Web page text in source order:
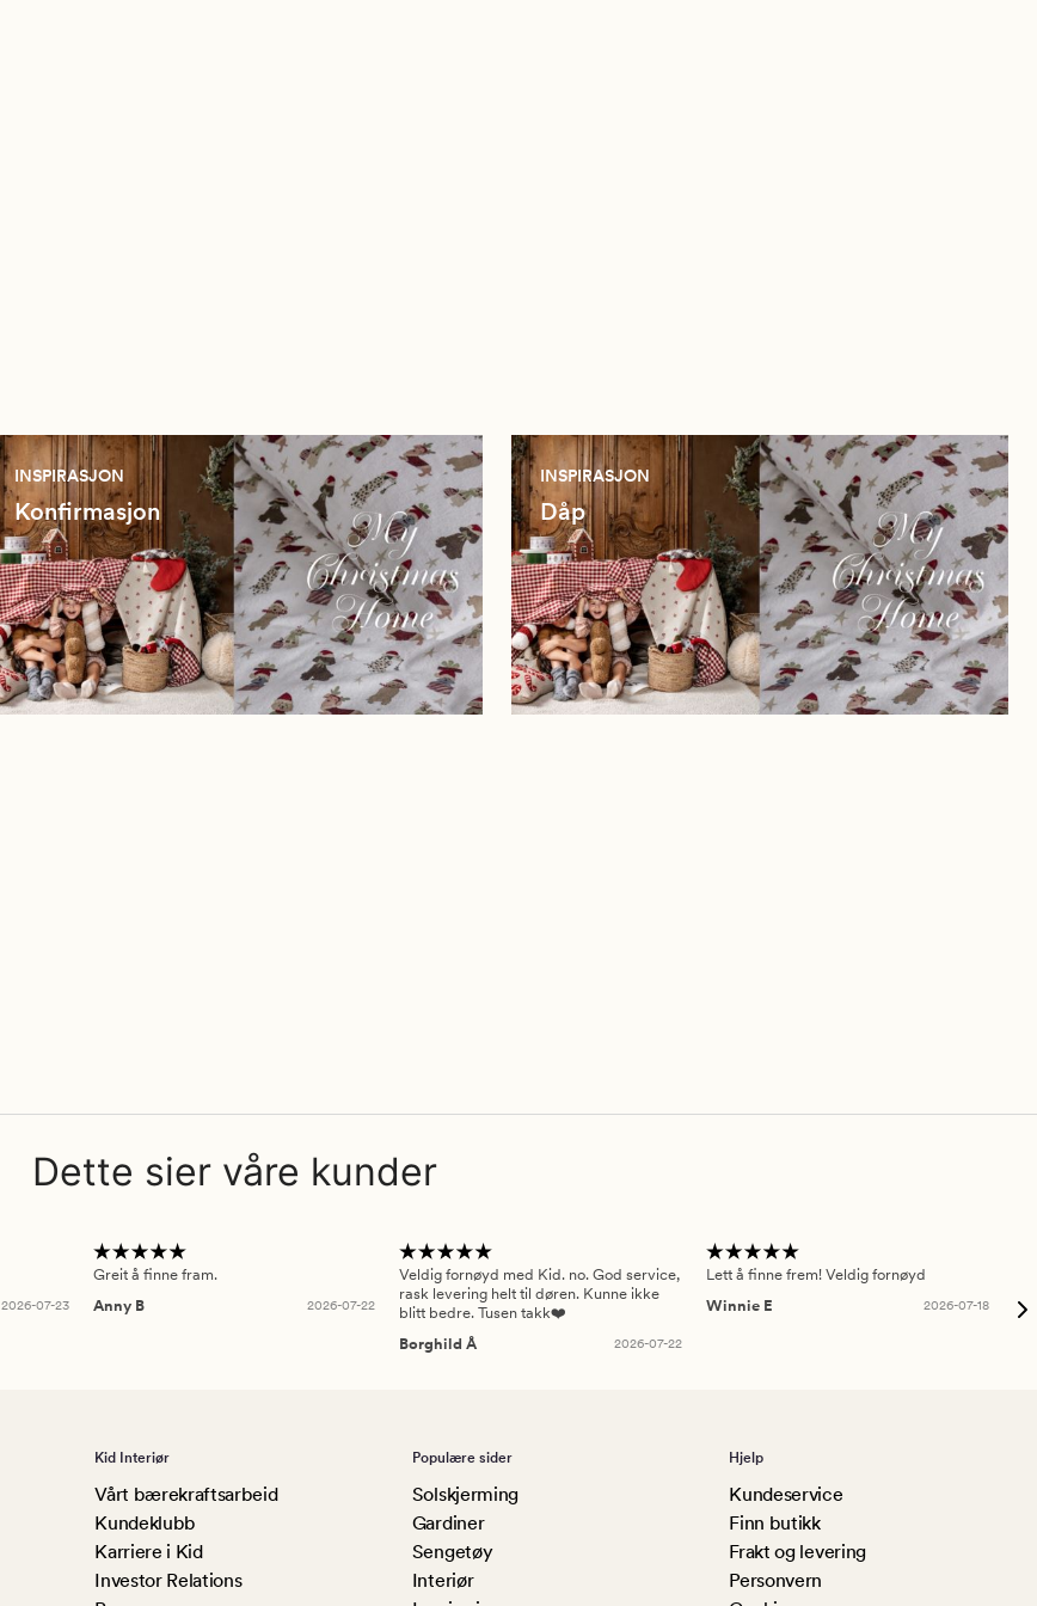
INSPIRASJON
Konfirmasjon
INSPIRASJON
Dåp
Dette sier våre kunder
2026-07-23
Greit å finne fram.
Anny B
2026-07-22
Veldig fornøyd med Kid. no. God service,
rask levering helt til døren. Kunne ikke
blitt bedre. Tusen takk❤️
Borghild Å
2026-07-22
Lett å finne frem! Veldig fornøyd
Winnie E
2026-07-18
Kid Interiør
Vårt bærekraftsarbeid
Kundeklubb
Karriere i Kid
Investor Relations
Populære sider
Solskjerming
Gardiner
Sengetøy
Interiør
Hjelp
Kundeservice
Finn butikk
Frakt og levering
Personvern